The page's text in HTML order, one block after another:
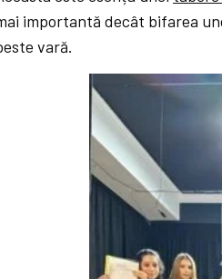
importantă decât bifarea
vară.